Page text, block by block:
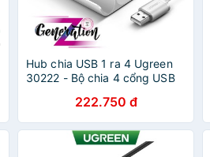
Hub chia USB 1 ra 4 Ugreen
30222 - Bộ chia 4 cổng USB
222.750 đ